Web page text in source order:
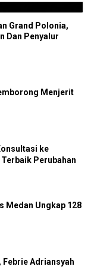
Grand Polonia,
Dan Penyalur
Menjerit
ke
Perubahan
Medan Ungkap 128
Adriansyah